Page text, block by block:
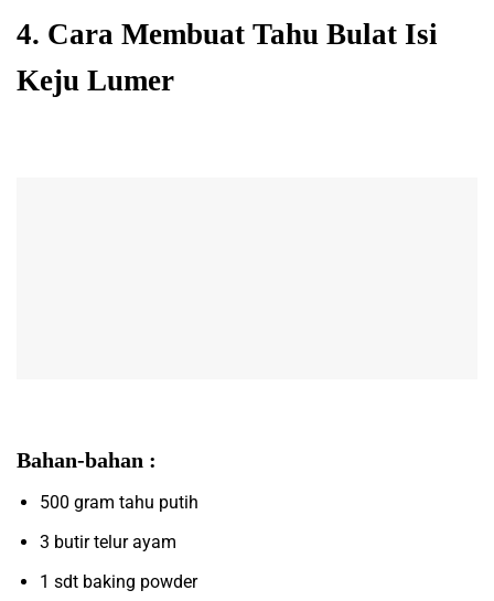
4. Cara Membuat Tahu Bulat Isi
Keju Lumer
Bahan-bahan :
500 gram tahu putih
3 butir telur ayam
1 sdt baking powder